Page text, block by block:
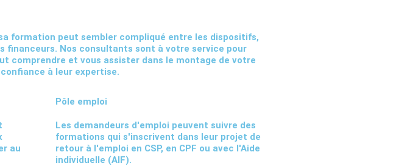
formation peut sembler compliqué entre les dispositifs,
financeurs. Nos consultants sont à votre service pour
comprendre et vous assister dans le montage de votre
à leur expertise.
au
Pôle emploi
Les demandeurs d'emploi peuvent suivre des
formations qui s'inscrivent dans leur projet de
retour à l'emploi en CSP, en CPF ou avec l'Aide
individuelle (AIF).